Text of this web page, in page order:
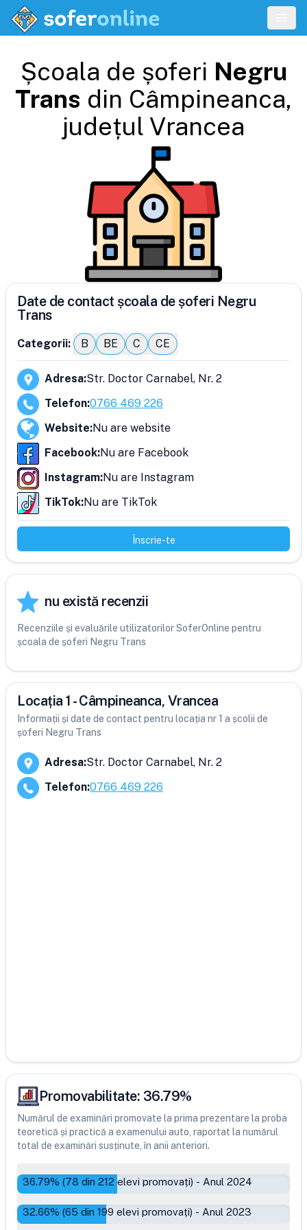
Școala de șoferi Negru
Trans din Câmpineanca,
județul Vrancea
Date de contact școala de șoferi Negru
Trans
Categorii: B BE C CE
Adresa:Str. Doctor Carnabel, Nr. 2
Telefon:0766 469 226
Website:Nu are website
Facebook:Nu are Facebook
Instagram:Nu are Instagram
TikTok:Nu are TikTok
Înscrie-te
nu există recenzii
Recenziile și evaluările utilizatorilor SoferOnline pentru
școala de șoferi Negru Trans
Locația 1 - Câmpineanca, Vrancea
Informații și date de contact pentru locația nr 1 a școlii de
șoferi Negru Trans
Adresa:Str. Doctor Carnabel, Nr. 2
Telefon:0766 469 226
Promovabilitate: 36.79%
Numărul de examinări promovate la prima prezentare la proba
teoretică și practică a examenului auto, raportat la numărul
total de examinări susținute, în anii anteriori.
36.79% (78 din 212 elevi promovați) - Anul 2024
32.66% (65 din 199 elevi promovați) - Anul 2023